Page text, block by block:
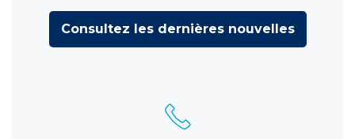
Consultez les dernières nouvelles